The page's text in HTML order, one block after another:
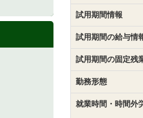
試用期間情報
試用期間の給与情
試用期間の固定残
勤務形態
就業時間・時間外